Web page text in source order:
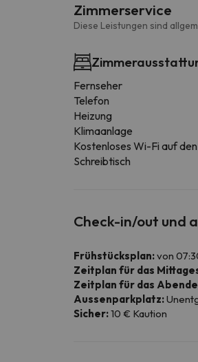
Zimmerservice
Diese Leistungen sind
Fernseher
Telefon
Heizung
Klimaanlage
Kostenloses Wi-Fi auf
Schreibtisch
Check-in/out und
Frühstücksplan:von
Zeitplan für das
Zeitplan für das
Aussenparkplatz:
Sicher:10 € Kaution